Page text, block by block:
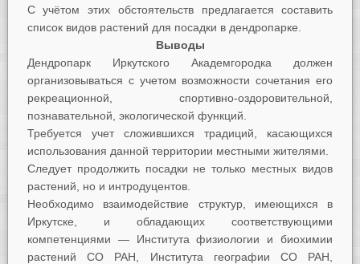
С учётом этих обстоятельств предлагается составить
список видов растений для посадки в дендропарке.
Выводы
Дендропарк Иркутского Академгородка должен
организовываться с учетом возможности сочетания его
рекреационной, спортивно-оздоровительной,
познавательной, экологической функций.
Требуется учет сложившихся традиций, касающихся
использования данной территории местными жителями.
Следует продолжить посадки не только местных видов
растений, но и интродуцентов.
Необходимо взаимодействие структур, имеющихся в
Иркутске, и обладающих соответствующими
компетенциями — Института физиологии и биохимии
растений СО РАН, Института географии СО РАН,